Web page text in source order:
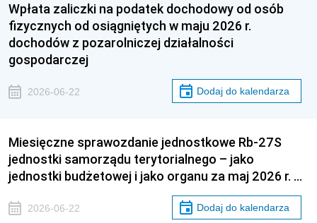
Wpłata zaliczki na podatek dochodowy od osób
fizycznych od osiągniętych w maju 2026 r.
dochodów z pozarolniczej działalności
gospodarczej
2026-06-22 Dodaj do kalendarza
Miesięczne sprawozdanie jednostkowe Rb-27S
jednostki samorządu terytorialnego – jako
jednostki budżetowej i jako organu za maj 2026 r. …
2026-06-22 Dodaj do kalendarza